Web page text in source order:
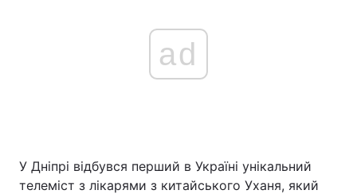
ad
У Дніпрі відбувся перший в Україні унікальний
телеміст з лікарями з китайського Уханя, який